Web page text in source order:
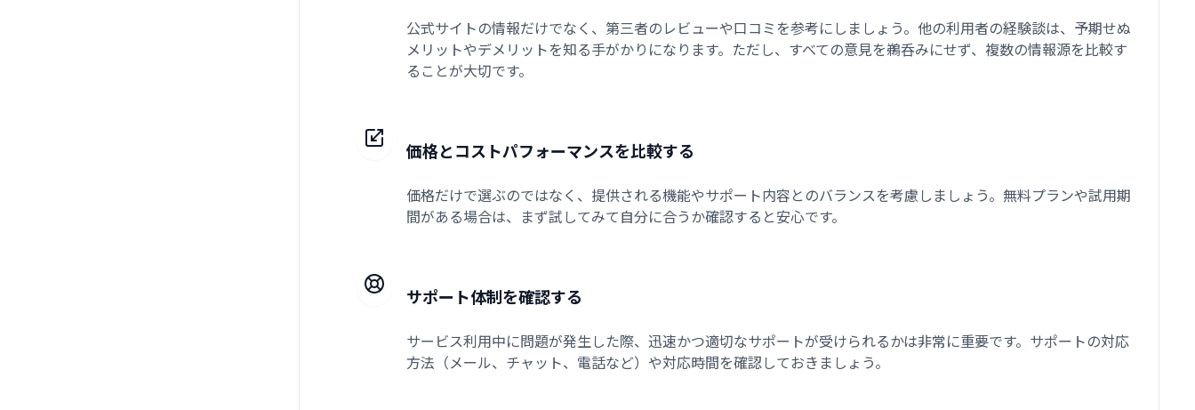
公式サイトの情報だけでなく、第三者のレビューや口コミを参考にしましょう。他の利用者の経験談は、予期せぬ
メリットやデメリットを知る手がかりになります。ただし、すべての意見を鵜呑みにせず、複数の情報源を比較す
ることが大切です。
価格とコストパフォーマンスを比較する
価格だけで選ぶのではなく、提供される機能やサポート内容とのバランスを考慮しましょう。無料プランや試用期
間がある場合は、まず試してみて自分に合うか確認すると安心です。
サポート体制を確認する
サービス利用中に問題が発生した際、迅速かつ適切なサポートが受けられるかは非常に重要です。サポートの対応
方法（メール、チャット、電話など）や対応時間を確認しておきましょう。